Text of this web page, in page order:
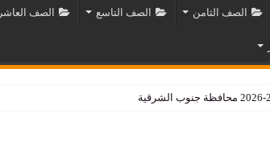
الصف الثامن الصف التاسع الصف العاشر